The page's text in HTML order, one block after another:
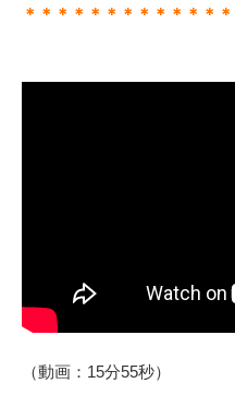
＊＊＊＊＊＊＊＊＊＊＊＊
（動画：15分55秒）